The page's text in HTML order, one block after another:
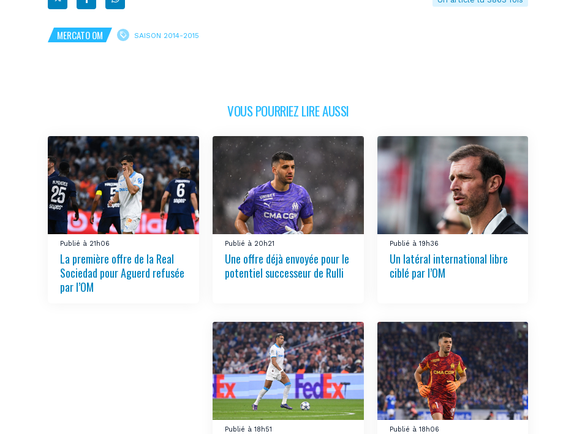
MERCATO OM SAISON 2014-2015
VOUS POURRIEZ LIRE AUSSI
Publié à 21h06
La première offre de la Real
Sociedad pour Aguerd refusée
par l’OM
Publié à 20h21
Une offre déjà envoyée pour le
potentiel successeur de Rulli
Publié à 19h36
Un latéral international libre
ciblé par l’OM
Publié à 18h51 Publié à 18h06